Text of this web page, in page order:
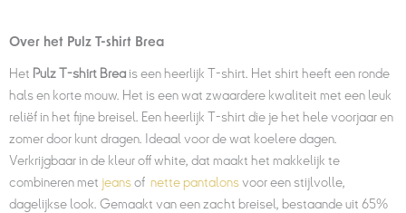
Over het Pulz T-shirt Brea
Het Pulz T-shirt Breais een heerlijk T-shirt. Het shirt heeft een ronde
hals en korte mouw. Het is een wat zwaardere kwaliteit met een leuk
reliëf in het fijne breisel. Een heerlijk T-shirt die je het hele voorjaar en
zomer door kunt dragen. Ideaal voor de wat koelere dagen.
Verkrijgbaar in de kleur off white, dat maakt het makkelijk te
combineren met jeansof nette pantalonsvoor een stijlvolle,
dagelijkse look. Gemaakt van een zacht breisel, bestaande uit 65%